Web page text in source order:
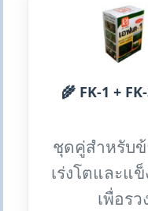
🌾 FK-1 +
ชุดคู่สำหรับข้
เร่งโตและแ
เพื่อรว